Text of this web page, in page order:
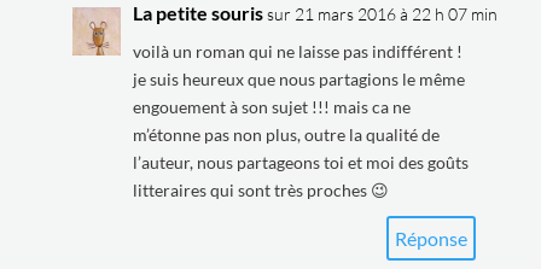
La petite souris sur 21 mars 2016 à 22 h 07 min
voilà un roman qui ne laisse pas indifférent !
je suis heureux que nous partagions le même
engouement à son sujet !!! mais ca ne
m’étonne pas non plus, outre la qualité de
l’auteur, nous partageons toi et moi des goûts
litteraires qui sont très proches 😉
Réponse